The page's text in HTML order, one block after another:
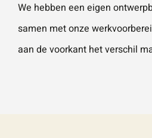
We hebben een eigen
samen met onze
aan de voorkant het verschil